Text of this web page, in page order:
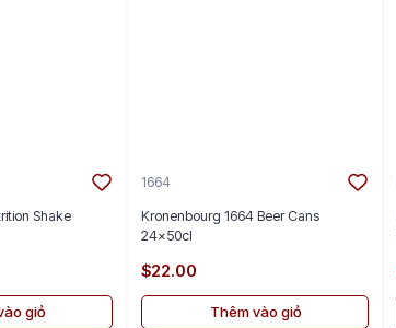
Shake
giỏ
1664
Kronenbourg 1664 Beer Cans
24x50cl
$22.00
Thêm vào giỏ